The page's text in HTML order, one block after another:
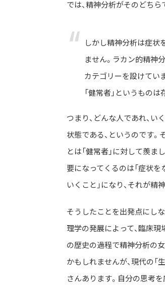
では、精神分析がそのどち
しかし精神分析は症状を
ません。ラカン的精神
カテゴリーを設けてい
「健常者」というものは
つまり、どんな人であれ、
状態である、というのです
とは「健常者」に対して羨
要になってくるのは「症状
いくこと」になり、それが精
そうしたことを出発点にし
理学の発展によって、臨床
の歴史の過程で精神分析の
かもしれませんが、現代の「
さんあります。自分の思考